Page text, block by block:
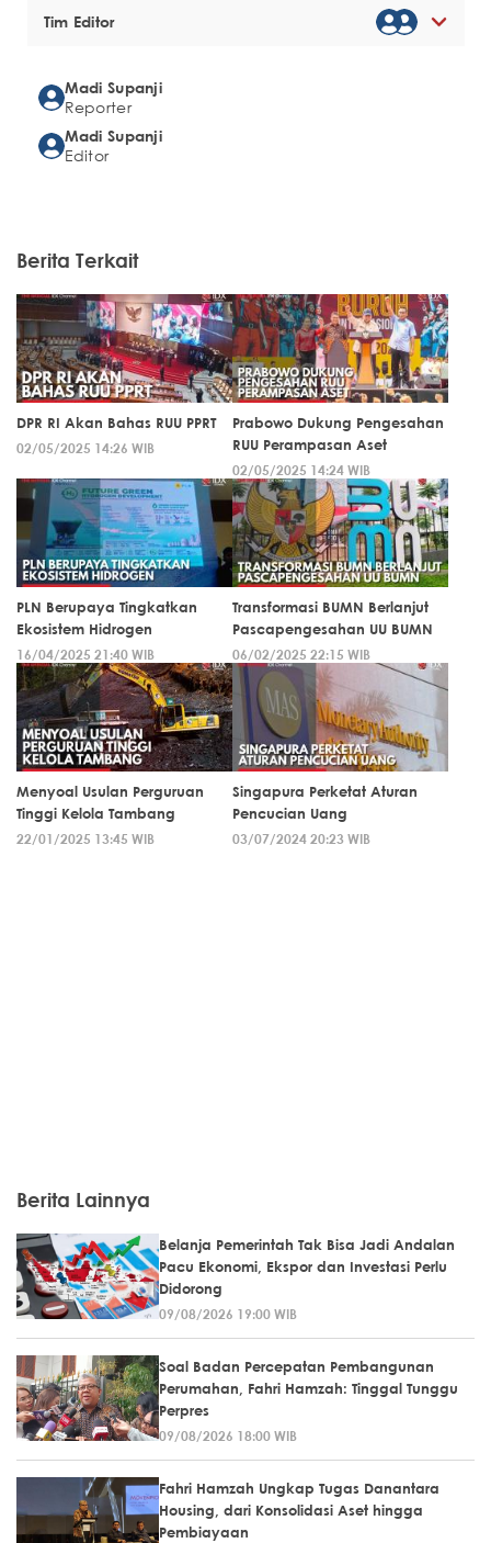
Tim Editor
Madi Supanji
Reporter
Madi Supanji
Editor
Berita Terkait
DPR RI Akan Bahas RUU PPRT
02/05/2025 14:26 WIB
Prabowo Dukung Pengesahan
RUU Perampasan Aset
02/05/2025 14:24 WIB
PLN Berupaya Tingkatkan
Ekosistem Hidrogen
16/04/2025 21:40 WIB
Transformasi BUMN Berlanjut
Pascapengesahan UU BUMN
06/02/2025 22:15 WIB
Menyoal Usulan Perguruan
Tinggi Kelola Tambang
22/01/2025 13:45 WIB
Singapura Perketat Aturan
Pencucian Uang
03/07/2024 20:23 WIB
Berita Lainnya
Belanja Pemerintah Tak Bisa Jadi Andalan
Pacu Ekonomi, Ekspor dan Investasi Perlu
Didorong
09/08/2026 19:00 WIB
Soal Badan Percepatan Pembangunan
Perumahan, Fahri Hamzah: Tinggal Tunggu
Perpres
09/08/2026 18:00 WIB
Fahri Hamzah Ungkap Tugas Danantara
Housing, dari Konsolidasi Aset hingga
Pembiayaan